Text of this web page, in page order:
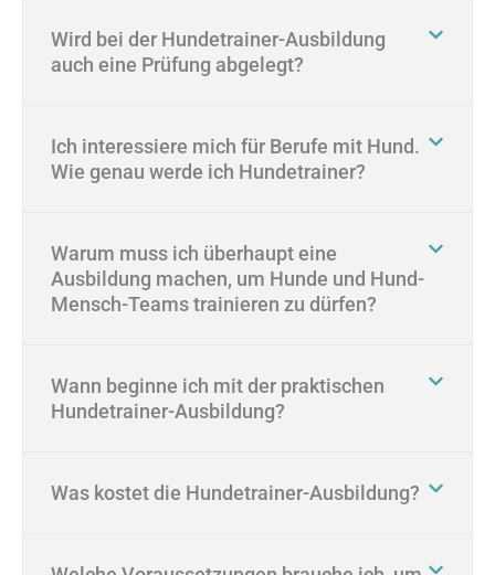
Wird bei der Hundetrainer-Ausbildung
auch eine Prüfung abgelegt?
Ich interessiere mich für Berufe mit Hund.
Wie genau werde ich Hundetrainer?
Warum muss ich überhaupt eine
Ausbildung machen, um Hunde und Hund-
Mensch-Teams trainieren zu dürfen?
Wann beginne ich mit der praktischen
Hundetrainer-Ausbildung?
Was kostet die Hundetrainer-Ausbildung?